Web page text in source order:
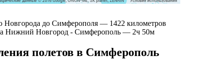
Новгорода до Симферополя — 1422 километров
Нижний Новгород - Симферополь — 2ч 50м
полетов в Симферополь